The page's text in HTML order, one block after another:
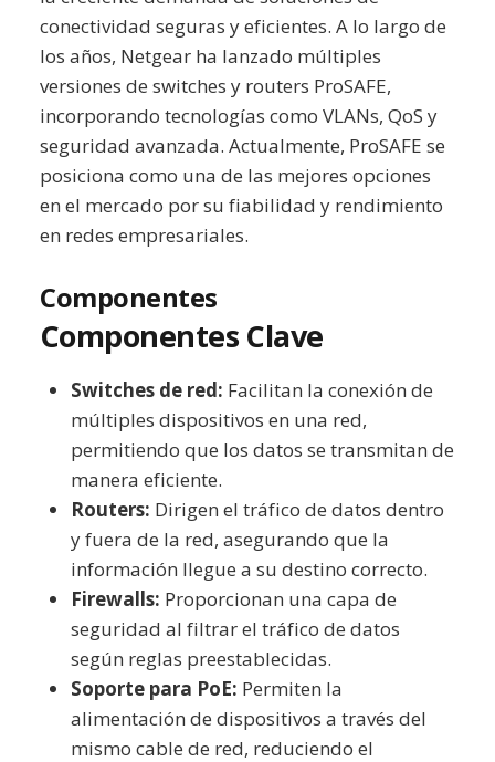
conectividad seguras y eficientes. A lo largo de
los años, Netgear ha lanzado múltiples
versiones de switches y routers ProSAFE,
incorporando tecnologías como VLANs, QoS y
seguridad avanzada. Actualmente, ProSAFE se
posiciona como una de las mejores opciones
en el mercado por su fiabilidad y rendimiento
en redes empresariales.
Componentes
Componentes Clave
Switches de red: Facilitan la conexión de
múltiples dispositivos en una red,
permitiendo que los datos se transmitan de
manera eficiente.
Routers: Dirigen el tráfico de datos dentro
y fuera de la red, asegurando que la
información llegue a su destino correcto.
Firewalls: Proporcionan una capa de
seguridad al filtrar el tráfico de datos
según reglas preestablecidas.
Soporte para PoE: Permiten la
alimentación de dispositivos a través del
mismo cable de red, reduciendo el